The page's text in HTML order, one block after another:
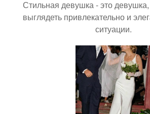
Стильная девушка - это
выглядеть привлекательно и
ситуации.